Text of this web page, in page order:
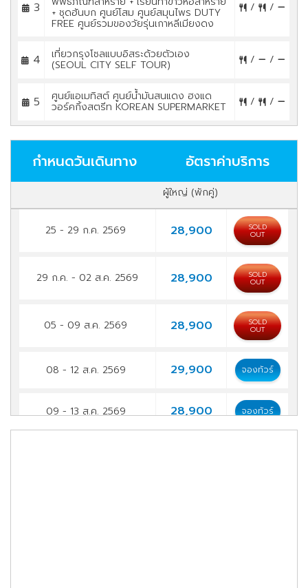
3 + ชุดฮันบก ศูนย์โสม ศูนย์สมุนไพร DUTY
FREE ศูนย์รวมของวัยรุ่นเกาหลีเมียงดง
/ /
4 เที่ยวกรุงโซลแบบอิสระด้วยตัวเอง
(SEOUL CITY SELF TOUR) / /
5 ศูนย์แอเมทิสต์ ศูนย์น้ำมันสนแดง ฮงแด
วอร์คกิ้งสตรีท KOREAN SUPERMARKET / /
กำหนดวันเดินทาง อัตราค่าบริการ
ผู้ใหญ่ (พักคู่)
25 - 29 ก.ค. 2569 28,900 SOLD
OUT
29 ก.ค. - 02 ส.ค. 2569 28,900 SOLD
OUT
05 - 09 ส.ค. 2569 28,900 SOLD
OUT
08 - 12 ส.ค. 2569 29,900 จองทัวร์
09 - 13 ส.ค. 2569 28,900 จองทัวร์